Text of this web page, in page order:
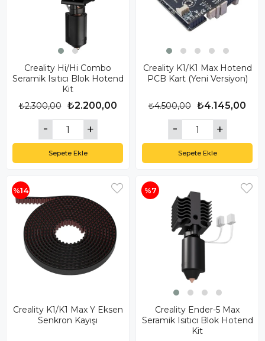
Creality Hi/Hi Combo
Seramik Isıtıcı Blok Hotend
Kit
₺2.200,00
₺2.300,00
Sepete Ekle
Creality K1/K1 Max Hotend
PCB Kart (Yeni Versiyon)
₺4.145,00
₺4.500,00
Sepete Ekle
Creality K1/K1 Max Y Eksen
Senkron Kayışı
%14
Creality Ender-5 Max
Seramik Isıtıcı Blok Hotend
Kit
%7